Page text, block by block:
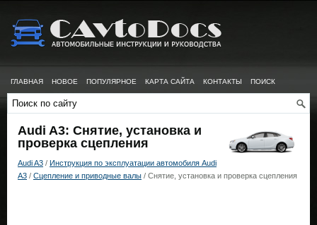
ГЛАВНАЯ НОВОЕ ПОПУЛЯРНОЕ КАРТА САЙТА КОНТАКТЫ ПОИСК
Audi A3: Снятие, установка и
проверка сцепления
Audi A3 / Инструкция по эксплуатации автомобиля Audi
A3 / Сцепление и приводные валы / Снятие, установка и проверка сцепления